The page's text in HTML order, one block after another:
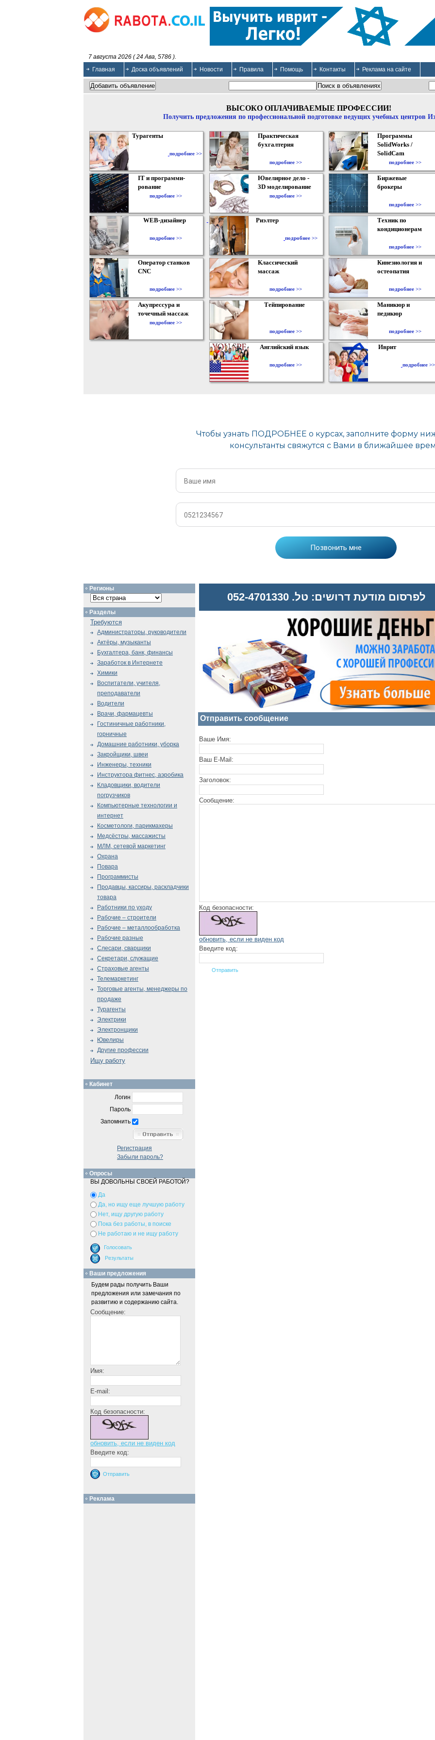
7 августа 2026 ( 24 Ава, 5786 ).
Главная
Доска объявлений Новости Правила Помощь Контакты Реклама на сайте
ВЫСОКО ОПЛАЧИВАЕМЫЕ ПРОФЕССИИ!
Получить предложения по профессиональной подготовке ведущих учебных центров
Турагенты
подробнее >>
Практическая
бухгалтерия
подробнее >>
Программы
SolidWorks /
SolidCam
подробнее >>
IT и программи-
рование
подробнее >>
Ювелирное дело -
3D моделирование
подробнее >>
Биржевые
брокеры
подробнее >>
WEB-дизайнер
подробнее >>
Риэлтер
подробнее >>
Техник по
кондиционерам
подробнее >>
Оператор станков
CNC
подробнее >>
Классический
массаж
подробнее >>
Кинезиология и
остеопатия
подробнее >>
Акупрессура и
точечный массаж
подробнее >>
Тейпирование
подробнее >>
Маникюр и
педикюр
подробнее >>
Английский язык
подробнее >>
Иврит
подробнее >>
לפרסום מודעת דרושים: טל. 052-4701330
Отправить сообщение
Ваше Имя:
Ваш E-Mail:
Заголовок:
Сообщение:
Код безопасности:
обновить, если не виден код
Введите код:
Регионы
Разделы
Требуются
Администраторы, руководители
Актёры, музыканты
Бухгалтера, банк, финансы
Заработок в Интернете
Химики
Воспитатели, учителя,
преподаватели
Водители
Врачи, фармацевты
Гостиничные работники,
горничные
Домашние работники, уборка
Закройщики, швеи
Инженеры, техники
Инструктора фитнес, аэробика
Кладовщики, водители
погрузчиков
Компьютерные технологии и
интернет
Косметологи, парикмахеры
Медсёстры, массажисты
МЛМ, сетевой маркетинг
Охрана
Повара
Программисты
Продавцы, кассиры, раскладчики
товара
Работники по уходу
Рабочие – строители
Рабочие – металлообработка
Рабочие разные
Слесари, сварщики
Секретари, служащие
Страховые агенты
Телемаркетинг
Торговые агенты, менеджеры по
продаже
Турагенты
Электрики
Электронщики
Ювелиры
Другие профессии
Ищу работу
Кабинет
Логин
Пароль
Запомнить
Регистрация
Забыли пароль?
Опросы
ВЫ ДОВОЛЬНЫ СВОЕЙ РАБОТОЙ?
Да
Да, но ищу еще лучшую работу
Нет, ищу другую работу
Пока без работы, в поиске
Не работаю и не ищу работу
Ваши предложения
Будем рады получить Ваши
предложения или замечания по
развитию и содержанию сайта.
Сообщение:
Имя:
E-mail:
Код безопасности:
обновить, если не виден код
Введите код:
Реклама